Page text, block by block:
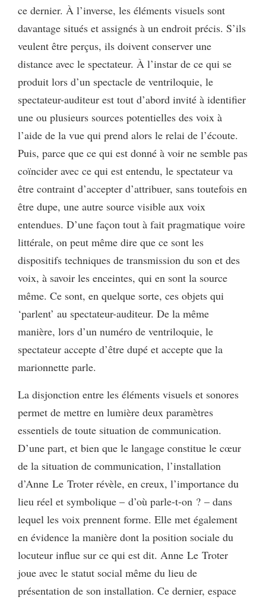
ce dernier. À l’inverse, les éléments visuels sont
davantage situés et assignés à un endroit précis. S’ils
veulent être perçus, ils doivent conserver une
distance avec le spectateur. À l’instar de ce qui se
produit lors d’un spectacle de ventriloquie, le
spectateur-auditeur est tout d’abord invité à identifier
une ou plusieurs sources potentielles des voix à
l’aide de la vue qui prend alors le relai de l’écoute.
Puis, parce que ce qui est donné à voir ne semble pas
coïncider avec ce qui est entendu, le spectateur va
être contraint d’accepter d’attribuer, sans toutefois en
être dupe, une autre source visible aux voix
entendues. D’une façon tout à fait pragmatique voire
littérale, on peut même dire que ce sont les
dispositifs techniques de transmission du son et des
voix, à savoir les enceintes, qui en sont la source
même. Ce sont, en quelque sorte, ces objets qui
‘parlent’ au spectateur-auditeur. De la même
manière, lors d’un numéro de ventriloquie, le
spectateur accepte d’être dupé et accepte que la
marionnette parle.
La disjonction entre les éléments visuels et sonores
permet de mettre en lumière deux paramètres
essentiels de toute situation de communication.
D’une part, et bien que le langage constitue le cœur
de la situation de communication, l’installation
d’Anne Le Troter révèle, en creux, l’importance du
lieu réel et symbolique – d’où parle-t-on ? – dans
lequel les voix prennent forme. Elle met également
en évidence la manière dont la position sociale du
locuteur influe sur ce qui est dit. Anne Le Troter
joue avec le statut social même du lieu de
présentation de son installation. Ce dernier, espace